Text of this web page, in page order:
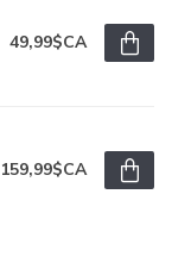
49,99$CA
159,99$CA